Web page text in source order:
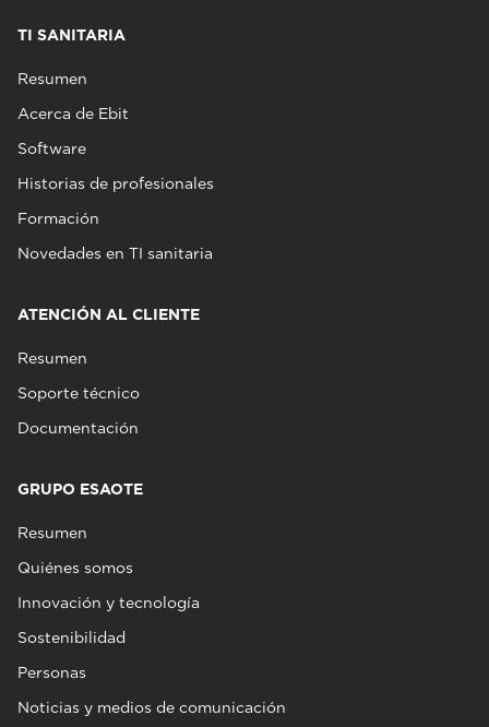
TI SANITARIA
Resumen
Acerca de Ebit
Software
Historias de profesionales
Formación
Novedades en TI sanitaria
ATENCIÓN AL CLIENTE
Resumen
Soporte técnico
Documentación
GRUPO ESAOTE
Resumen
Quiénes somos
Innovación y tecnología
Sostenibilidad
Personas
Noticias y medios de comunicación